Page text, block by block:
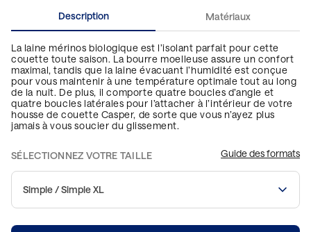
Description Matériaux
La laine mérinos biologique est l’isolant parfait pour cette
couette toute saison. La bourre moelleuse assure un confort
maximal, tandis que la laine évacuant l’humidité est conçue
pour vous maintenir à une température optimale tout au long
de la nuit. De plus, il comporte quatre boucles d’angle et
quatre boucles latérales pour l’attacher à l’intérieur de votre
housse de couette Casper, de sorte que vous n’ayez plus
jamais à vous soucier du glissement.
Guide des formats
SÉLECTIONNEZ VOTRE TAILLE
Simple / Simple XL